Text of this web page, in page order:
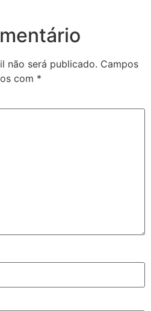
não será publicado. Campos
com *